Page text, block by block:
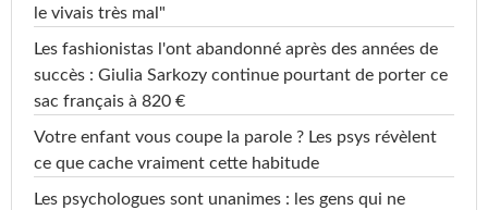
le vivais très mal"
Les fashionistas l'ont abandonné après des années de
succès : Giulia Sarkozy continue pourtant de porter ce
sac français à 820 €
Votre enfant vous coupe la parole ? Les psys révèlent
ce que cache vraiment cette habitude
Les psychologues sont unanimes : les gens qui ne